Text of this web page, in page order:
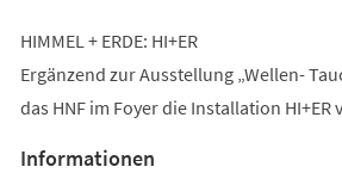
HIMMEL + ERDE: HI+ER
Ergänzend zur Ausstellung „Wellen-
das HNF im Foyer die Installation HI+ER
Informationen